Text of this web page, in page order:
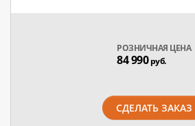
РОЗНИЧНАЯ ЦЕНА
84 990руб.
СДЕЛАТЬ ЗАКАЗ